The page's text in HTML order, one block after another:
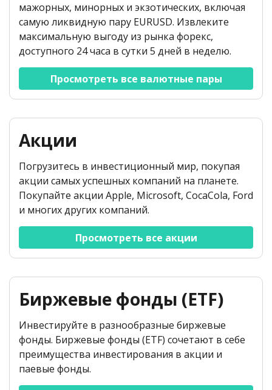
мажорных, минорных и экзотических, включая
самую ликвидную пару EURUSD. Извлеките
максимальную выгоду из рынка форекс,
доступного 24 часа в сутки 5 дней в неделю.
Просмотреть все валютные пары
Акции
Погрузитесь в инвестиционный мир, покупая
акции самых успешных компаний на планете.
Покупайте акции Apple, Microsoft, CocaCola, Ford
и многих других компаний.
Просмотреть все акции
Биржевые фонды (ETF)
Инвестируйте в разнообразные биржевые
фонды. Биржевые фонды (ETF) сочетают в себе
преимущества инвестирования в акции и
паевые фонды.